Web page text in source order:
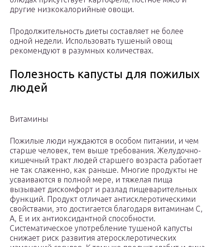
другие низкокалорийные овощи.
Продолжительность диеты составляет не более
одной недели. Использовать тушеный овощ
рекомендуют в разумных количествах.
Полезность капусты для пожилых
людей
Витамины
Пожилые люди нуждаются в особом питании, и чем
старше человек, тем выше требования. Желудочно-
кишечный тракт людей старшего возраста работает
не так слаженно, как раньше. Многие продукты не
усваиваются в полной мере, и тяжелая пища
вызывает дискомфорт и разлад пищеварительных
функций. Продукт отличает антисклеротическими
свойствами, это достигается благодаря витаминам С,
А, Е и их антиоксидантной способности.
Систематическое употребление тушеной капусты
снижает риск развития атеросклеротических